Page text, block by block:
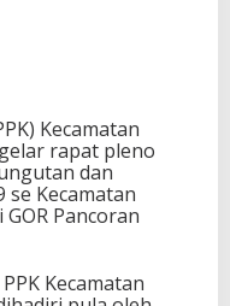
Kecamatan
rapat pleno
dan
Kecamatan
Pancoran
Kecamatan